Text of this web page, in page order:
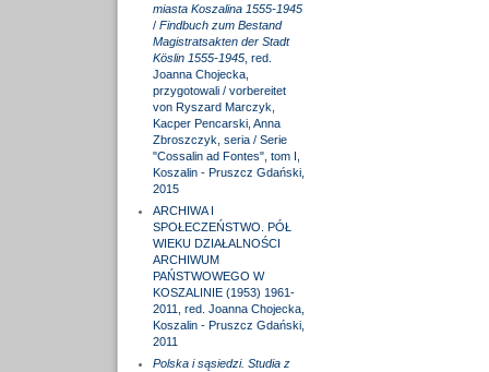
miasta Koszalina 1555-1945
/ Findbuch zum Bestand
Magistratsakten der Stadt
Köslin 1555-1945, red.
Joanna Chojecka,
przygotowali / vorbereitet
von Ryszard Marczyk,
Kacper Pencarski, Anna
Zbroszczyk, seria / Serie
"Cossalin ad Fontes", tom I,
Koszalin - Pruszcz Gdański,
2015
ARCHIWA I
SPOŁECZEŃSTWO. PÓŁ
WIEKU DZIAŁALNOŚCI
ARCHIWUM
PAŃSTWOWEGO W
KOSZALINIE (1953) 1961-
2011, red. Joanna Chojecka,
Koszalin - Pruszcz Gdański,
2011
Polska i sąsiedzi. Studia z